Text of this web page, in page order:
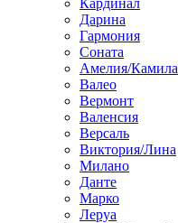
Кардинал
Дарина
Гармония
Соната
Амелия/Камила
Валео
Вермонт
Валенсия
Версаль
Виктория/Лина
Милано
Данте
Марко
Леруа